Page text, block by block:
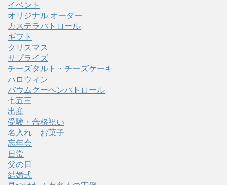
ブ
イベント
オリジナル オーダー
カステラパトロール
ギフト
クリスマス
サプライズ
チーズタルト・チーズケーキ
ハロウィン
バウムクーヘンパトロール
七五三
出産
受験・合格祝い
名入れ お菓子
忘年会
日常
父の日
結婚式